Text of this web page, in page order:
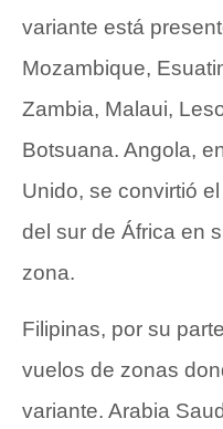
variante está
Mozambique,
Zambia, Malaui,
Botsuana. Angola,
Unido, se convirtió
del sur de África en
zona.
Filipinas, por su
vuelos de zonas
variante. Arabia